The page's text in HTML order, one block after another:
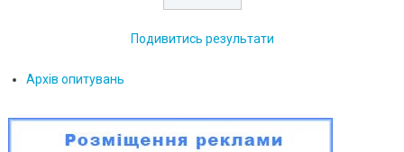
Подивитись результати
Архів опитувань